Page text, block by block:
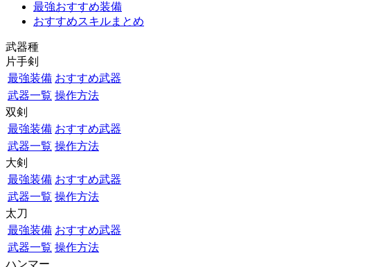
最強おすすめ装備
おすすめスキルまとめ
武器種
片手剣
最強装備 おすすめ武器
武器一覧 操作方法
双剣
最強装備 おすすめ武器
武器一覧 操作方法
大剣
最強装備 おすすめ武器
武器一覧 操作方法
太刀
最強装備 おすすめ武器
武器一覧 操作方法
ハンマー